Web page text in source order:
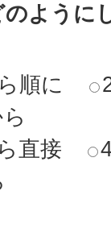
ように
順に
直接